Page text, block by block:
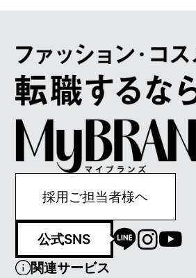
採用ご担当者様ヘ
公式SNS
関連サービス